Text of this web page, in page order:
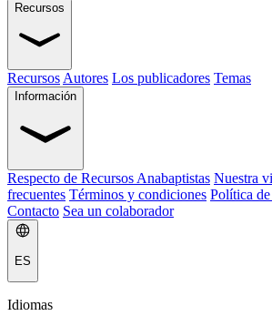
Recursos
Recursos Autores Los publicadores Temas
Información
Respecto de Recursos Anabaptistas Nuestra
frecuentes Términos y condiciones Política
Contacto Sea un colaborador
ES
Idiomas